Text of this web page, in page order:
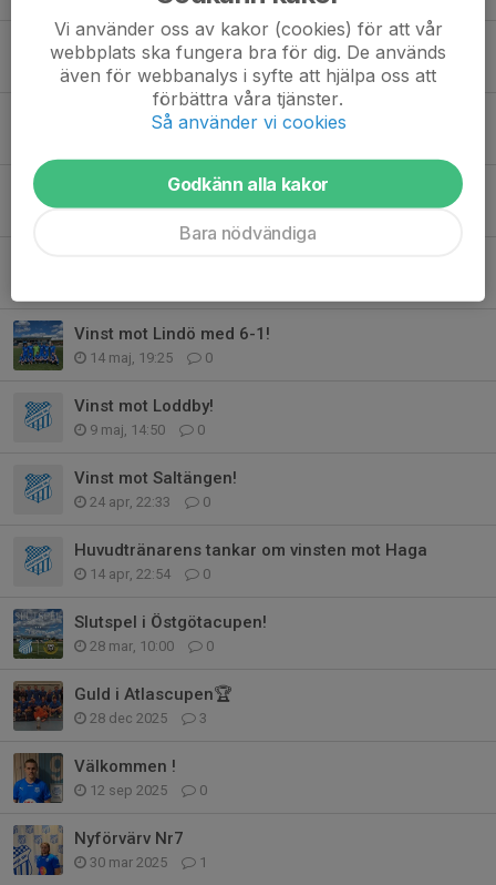
Vinst mot Valdermarsvik borta med 2-4!
18 jun, 23:02 0
Vinst mot Azech med 7-1!
Vinst mot Ringarum!
30 maj, 17:30 0
Vinst mot Lindö med 6-1!
14 maj, 19:25 0
Vinst mot Loddby!
9 maj, 14:50 0
Vinst mot Saltängen!
24 apr, 22:33 0
Huvudtränarens tankar om vinsten mot Haga
14 apr, 22:54 0
Slutspel i Östgötacupen!
28 mar, 10:00 0
Guld i Atlascupen🏆
28 dec 2025 3
Välkommen !
12 sep 2025 0
Nyförvärv Nr7
30 mar 2025 1
Vi använder oss av kakor (cookies) för att vår
webbplats ska fungera bra för dig. De används
även för webbanalys i syfte att hjälpa oss att
förbättra våra tjänster.
Så använder vi cookies
Godkänn alla kakor
Bara nödvändiga